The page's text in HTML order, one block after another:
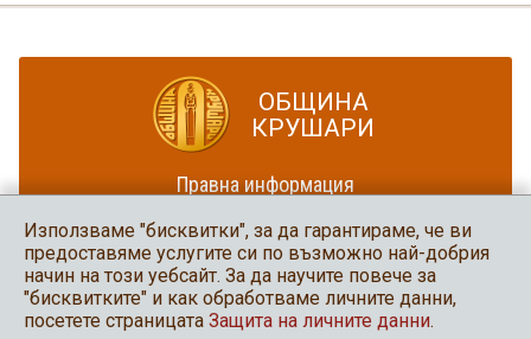
ОБЩИНА
КРУШАРИ
Правна информация
Карта на сайта
Община Крушари
в социалните мрежи
Използваме "бисквитки", за да гарантираме, че ви
предоставяме услугите си по възможно най-добрия
начин на този уебсайт. За да научите повече за
"бисквитките" и как обработваме личните данни,
посетете страницата Защита на личните данни.